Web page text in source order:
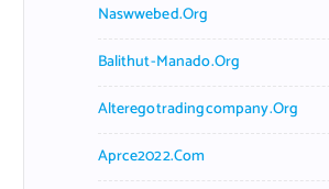
Naswwebed.org
Balithut-Manado.org
Alteregotradingcompany.org
Aprce2022.com